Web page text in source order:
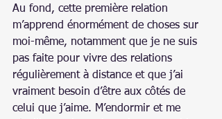
Au fond, cette première relation
m’apprend énormément de choses sur
moi-même, notamment que je ne suis
pas faite pour vivre des relations
régulièrement à distance et que j’ai
vraiment besoin d’être aux côtés de
celui que j’aime. M’endormir et me